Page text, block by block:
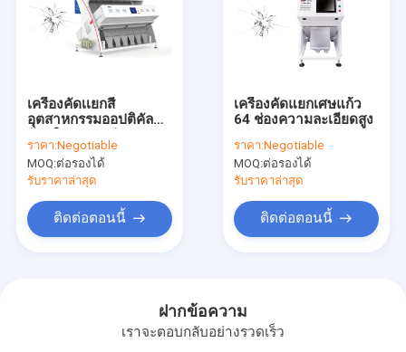
เกี่ยวกับเรา
ติดต่อเรา
เครื่องคัดเเยกสีขนาดเล็ก
เครื่องคัดเเยกสีข้าว
เครื่องคัดเเยกสีเมล็ดพืช
เครื่องคัดเเยกสีข้าวโพด
เครื่องคัดเเยกสี
อุตสาหกรรมออปติคัล
สำหรับพลาสติกแก้ว
ราคา:Negotiable
MOQ:ต่อรองได้
รับราคาล่าสุด
ติดต่อตอนนี้
เครื่องคัดแยกเศษแก้ว
64 ช่องความละเอียดสูง
ราคา:Negotiable
MOQ:ต่อรองได้
รับราคาล่าสุด
ติดต่อตอนนี้
ฝากข้อความ
เราจะตอบกลับอย่างรวดเร็ว